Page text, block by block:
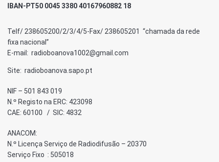
IBAN-PT50 0045 3380 40167960882 18
Telf/ 238605200/2/3/4/5-Fax/ 238605201 “chamada da rede
fixa nacional”
E-mail: radioboanova1002@gmail.com
Site: radioboanova.sapo.pt
NIF – 501 843 019
N.º Registo na ERC: 423098
CAE: 60100 / SIC: 4832
ANACOM:
N.º Licença Serviço de Radiodifusão – 20370
Serviço Fixo : 505018